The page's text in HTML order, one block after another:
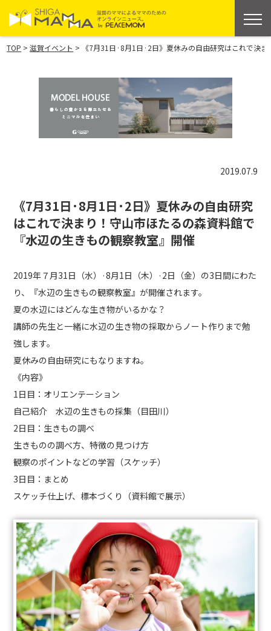
TOP >滋賀イベント > 《7月31日·8月1日·2日》夏休みの自由研究はこれで決
2019.07.9
《7月31日·8月1日·2日》夏休みの自由研究
はこれで決まり！守山市ほたるの森資料館で
『水辺の生きもの観察教室』開催
2019年７月31日（水）·8月1日（木）·2日（金）の3日間にわた
り、『水辺の生きもの観察教室』が開催されます。
夏の水辺にはどんな生き物がいるかな？
講師の先生と一緒に水辺の生き物の採取からノート作りまで勉
強します。
夏休みの自由研究にもなりますね。
《内容》
1日目：オリエンテーション
自己紹介 水辺の生きもの採集（目田川）
2日目：生きもの調べ
生きものの調べ方、特徴の見つけ方
観察のポイントなどの学習（スケッチ）
3日目：まとめ
スケッチ仕上げ、標本づくり（資料館で展示）